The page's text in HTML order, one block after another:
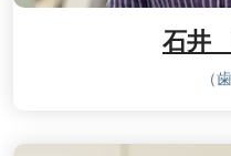
石井
（